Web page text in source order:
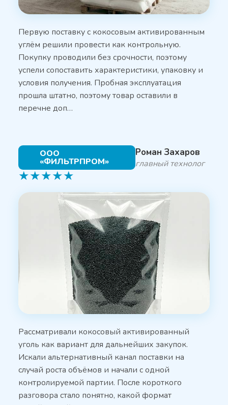
Первую поставку с кокосовым активированным
углём решили провести как контрольную.
Покупку проводили без срочности, поэтому
успели сопоставить характеристики, упаковку и
условия получения. Пробная эксплуатация
прошла штатно, поэтому товар оставили в
перечне доп…
ООО
«ФИЛЬТРПРОМ»
Роман Захаров
главный технолог
★★★★★
Рассматривали кокосовый активированный
уголь как вариант для дальнейших закупок.
Искали альтернативный канал поставки на
случай роста объёмов и начали с одной
контролируемой партии. После короткого
разговора стало понятно, какой формат